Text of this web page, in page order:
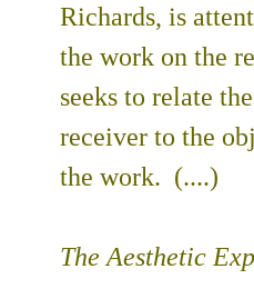
Richards, is
the work on the
seeks to relate
receiver to the
the work. (....)
The Aesthetic